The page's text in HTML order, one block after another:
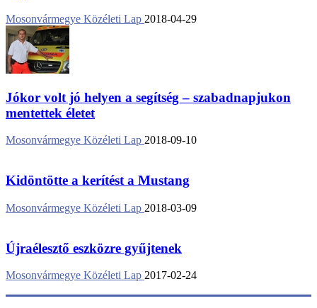
Mosonvármegye Közéleti Lap 2018-04-29
Jókor volt jó helyen a segítség – szabadnapjukon
mentettek életet
Mosonvármegye Közéleti Lap 2018-09-10
Kidöntötte a kerítést a Mustang
Mosonvármegye Közéleti Lap 2018-03-09
Újraélesztő eszközre gyűjtenek
Mosonvármegye Közéleti Lap 2017-02-24